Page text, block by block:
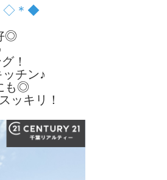
◇＊◆
◎
！
チン♪
も◎
ッキリ！